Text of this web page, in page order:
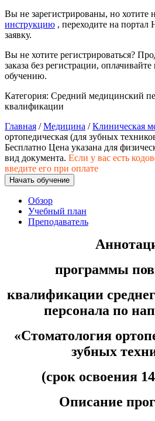
Допуски
Экономика и управление
Управление производством
общественного питания в
Управление
хозяйственной
Техника-технологии
Прикладная геология,
транспорта
Техника и технологии
Ядерная энергетика и
Культура и спорт
Физкультура и спорт
Сервис и туризм
Вы не зарегистрированы, но хотите
инструкцию , переходите на
заявку.
Вы не хотите регистрироваться?
заказа без регистрации,
обучению.
Категория: Средний медицинский
квалификации
Главная /Медицина /Клиническая
ортопедическая (для зубных
Бесплатно Цена указана для
вид документа. Если у вас есть
введите его при оплате
Начать обучение
Обзор
Учебный план
Преподаватель
программы
квалификации
персонала по
«Стоматология
зубных
(срок освоения
Описание